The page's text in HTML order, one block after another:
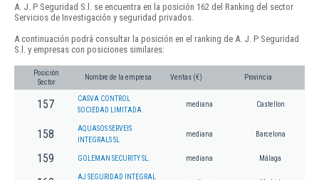
A. J. P Seguridad S.l. se encuentra en la posición 162 del Ranking del sector
Servicios de Investigación y seguridad privados.
A continuación podrá consultar la posición en el ranking de A. J. P Seguridad
S.l. y empresas con posiciones similares:
Posición
Sector
Nombre de la empresa Ventas (€) Provincia
157
CASVA CONTROL
SOCIEDAD LIMITADA.
mediana Castellon
158
AQUASOS SERVEIS
INTEGRALS SL
mediana Barcelona
159 GOLEMAN SECURITY SL. mediana Málaga
AJ SEGURIDAD INTEGRAL